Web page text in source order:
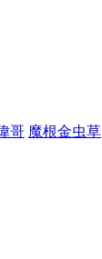
哥 魔根金虫草